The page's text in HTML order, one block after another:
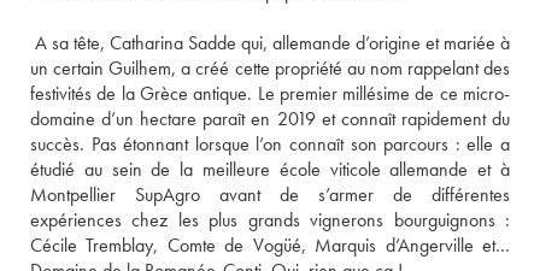
A sa tête, Catharina Sadde qui, allemande d’origine et mariée à
un certain Guilhem, a créé cette propriété au nom rappelant des
festivités de la Grèce antique. Le premier millésime de ce micro-
domaine d’un hectare paraît en 2019 et connaît rapidement du
succès. Pas étonnant lorsque l’on connaît son parcours : elle a
étudié au sein de la meilleure école viticole allemande et à
Montpellier SupAgro avant de s’armer de différentes
expériences chez les plus grands vignerons bourguignons :
Cécile Tremblay, Comte de Vogüé, Marquis d’Angerville et…